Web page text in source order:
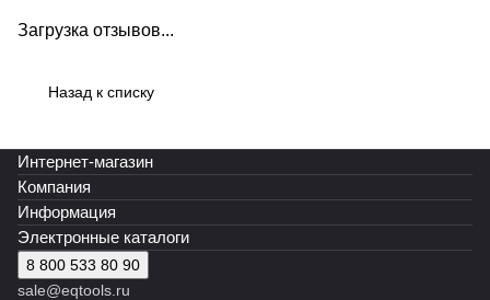
Загрузка отзывов...
Назад к списку
Интернет-магазин
Компания
Информация
Электронные каталоги
8 800 533 80 90
sale@eqtools.ru